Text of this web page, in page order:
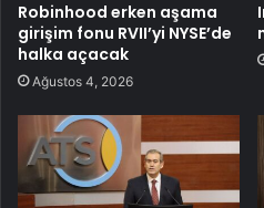
Robinhood erken aşama
girişim fonu RVII’yi NYSE’de
halka açacak
Ağustos 4, 2026